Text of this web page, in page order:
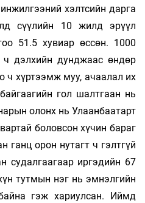
хэлтсийн дарга
сүүлийн 10 жилд эрүүл
51.5 хувиар өссөн. 1000
дэлхийн дунджаас өндөр
ч хүртээмж муу, ачаалал их
гол шалтгаан нь
олонх нь Улаанбаатарт
боловсон хүчин бараг
ганц орон нутагт ч гэлтгүй
судалгаагаар иргэдийн 67
тутмын нэг нь эмнэлгийн
гэж хариулсан. Иймд